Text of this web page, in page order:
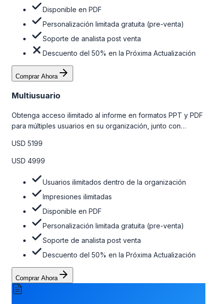
Disponible en PDF
Personalización limitada gratuita (pre-venta)
Soporte de analista post venta
Descuento del 50% en la Próxima Actualización
Comprar Ahora
Multiusuario
Obtenga acceso ilimitado al informe en formatos PPT y PDF
para múltiples usuarios en su organización, junto con
venta, el soporte post-venta de nuestros analistas y una
opción de actualización gratuita del informe dentro de 180
la tabla de precios a continuación.
USD 5199
USD 4999
Usuarios ilimitados dentro de la organización
Impresiones ilimitadas
Disponible en PDF
Personalización limitada gratuita (pre-venta)
Soporte de analista post venta
Descuento del 50% en la Próxima Actualización
Comprar Ahora